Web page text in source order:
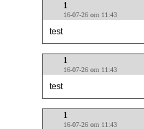
1
16-07-26 om 11:43
test
1
16-07-26 om 11:43
test
1
16-07-26 om 11:43